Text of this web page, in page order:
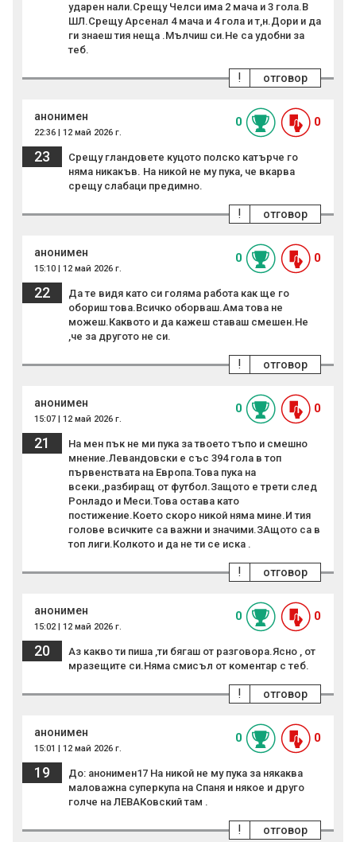
ударен нали.Срещу Челси има 2 мача и 3 гола.В
ШЛ.Срещу Арсенал 4 мача и 4 гола и т,н.Дори и да
ги знаеш тия неща .Мълчиш си.Не са удобни за
теб.
отговор
!
анонимен
22:36 | 12 май 2026 г.
0 0
23
Срещу гландовете куцото полско катърче го
няма никакъв. На никой не му пука, че вкарва
срещу слабаци предимно.
отговор
!
анонимен
15:10 | 12 май 2026 г.
0 0
22
Да те видя като си голяма работа как ще го
обориш това.Всичко оборваш.Ама това не
можеш.Каквото и да кажеш ставаш смешен.Не
,че за другото не си.
отговор
!
анонимен
15:07 | 12 май 2026 г.
0 0
21
На мен пък не ми пука за твоето тъпо и смешно
мнение.Левандовски е със 394 гола в топ
първенствата на Европа.Това пука на
всеки.,разбиращ от футбол.Защото е трети след
Ронладо и Меси.Това остава като
постижение.Което скоро никой няма мине.И тия
голове всичките са важни и значими.ЗАщото са в
топ лиги.Колкото и да не ти се иска .
отговор
!
анонимен
15:02 | 12 май 2026 г.
0 0
20
Аз какво ти пиша ,ти бягаш от разговора.Ясно , от
мразещите си.Няма смисъл от коментар с теб.
отговор
!
анонимен
15:01 | 12 май 2026 г.
0 0
19
До: анонимен17 На никой не му пука за някаква
маловажна суперкупа на Спаня и някое и друго
голче на ЛЕВАКовский там .
отговор
!